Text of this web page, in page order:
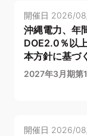
開催日 2026/
沖縄電力、年
DOE2.0％以
本方針に基づ
2027年3月期第
開催日 2026/